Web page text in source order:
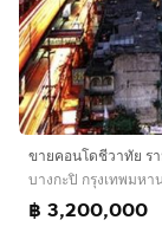
ขายคอนโดชีวาทัย ร
บางกะปิ กรุงเทพมหา
฿ 3,200,000